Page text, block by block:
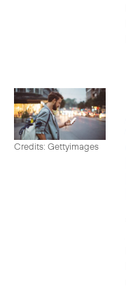
Credits: Gettyimages